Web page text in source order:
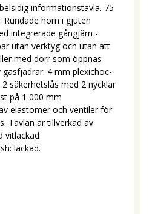
informationstavla. 75
hörn i gjuten
integrerade gångjärn -
utan verktyg och utan att
med dörr som öppnas
4 mm plexichoc-
säkerhetslås med 2 nycklar
på 1 000 mm
elastomer och ventiler för
Tavlan är tillverkad av
vitlackad
lackad.